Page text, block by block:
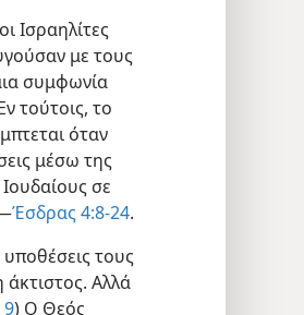
Ισραηλίτες
με τους
συμφωνία
τούτοις, το
όταν
μέσω της
σε
Έσδρας 4:8-24.
υποθέσεις τους
Αλλά
9) Ο Θεός